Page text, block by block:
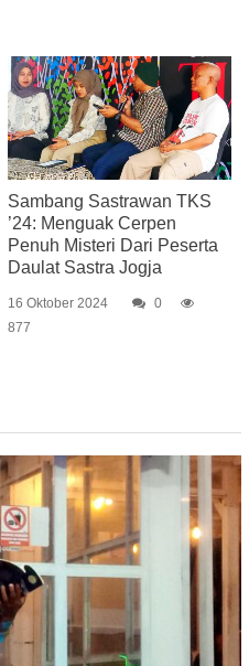
Sambang Sastrawan TKS
’24: Menguak Cerpen
Penuh Misteri Dari Peserta
Daulat Sastra Jogja
16 Oktober 2024
0
877